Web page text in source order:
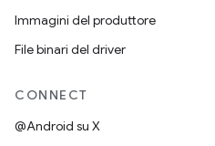
Immagini del produttore
File binari del driver
CONNECT
@Android su X